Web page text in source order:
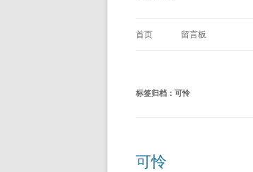
首页 留言板
标签归档： 可怜
可怜